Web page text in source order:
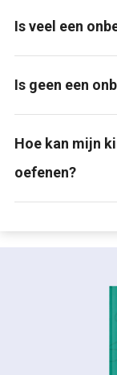
Is veel een
Is geen een
Hoe kan mijn
oefenen?